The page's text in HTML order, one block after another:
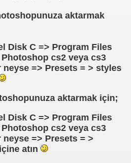
aktarmak
Disk C => Program Files
cs2 veya cs3
=> Presets = > styles
aktarmak için;
Disk C => Program Files
cs2 veya cs3
=> Presets = >
atın